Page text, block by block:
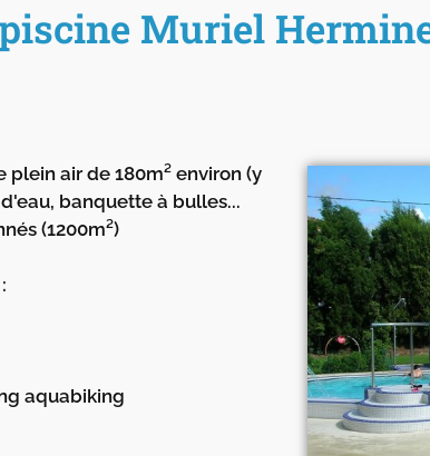
Muriel
air de 180m² environ (y
banquette à bulles...
(1200m²)
aquabiking